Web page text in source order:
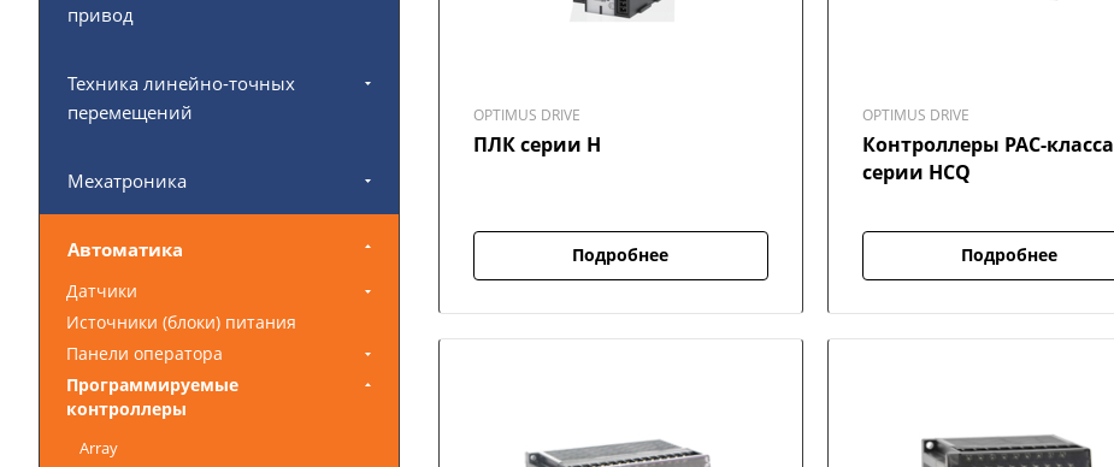
OPTIMUS DRIVE
ПЛК серии H
Подробнее
OPTIMUS DRIVE
Контроллеры PAC-класса
серии HCQ
Подробнее
привод
Техника линейно-точных
перемещений
Мехатроника
Автоматика
Датчики
Источники (блоки) питания
Панели оператора
Программируемые
контроллеры
Array